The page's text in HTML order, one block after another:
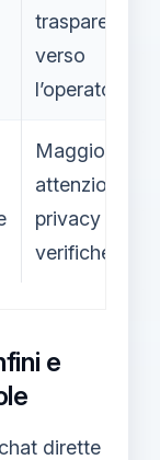
trasparenza
verso
l’operatore
Maggiore
attenzione a
privacy e
verifiche
e
dirette